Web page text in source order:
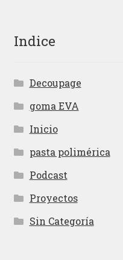
Indice
Decoupage
goma EVA
Inicio
pasta polimérica
Podcast
Proyectos
Sin Categoría